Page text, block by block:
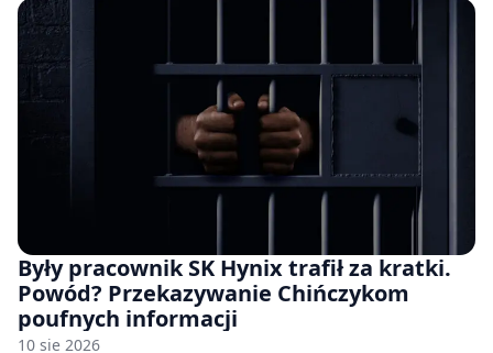
Były pracownik SK Hynix trafił za kratki.
Powód? Przekazywanie Chińczykom
poufnych informacji
10 sie 2026